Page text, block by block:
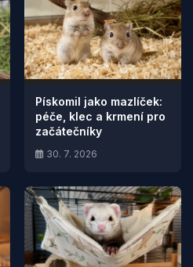
Pískomil jako mazlíček:
péče, klec a krmení pro
začátečníky
30. 7. 2026